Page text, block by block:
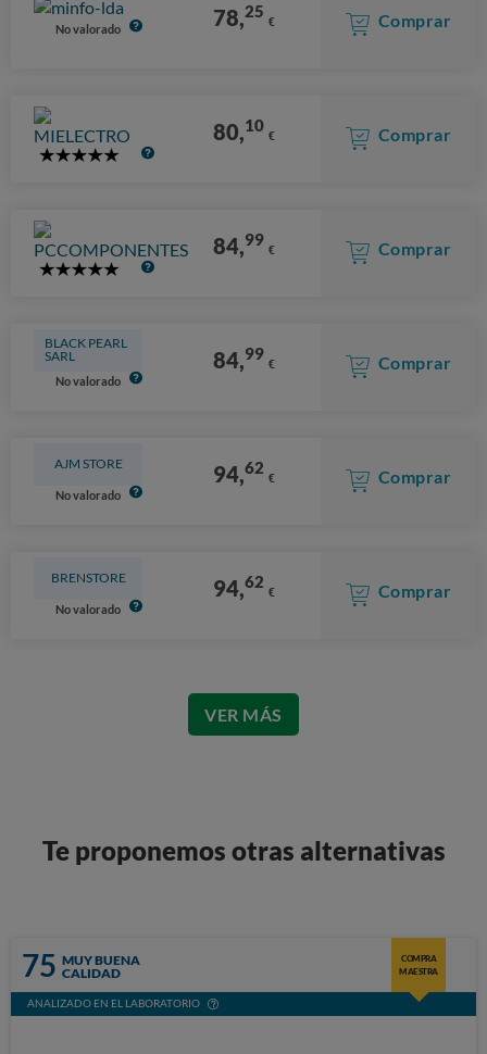
No valorado 78,25 € Comprar
5
80,10 € Comprar
BLACK PEARL
SARL
No valorado
84,99 € Comprar
5
84,99 € Comprar
AJM STORE
No valorado
94,62 € Comprar
BRENSTORE
No valorado
94,62 € Comprar
VER MÁS
Te proponemos otras alternativas
75 MUY BUENA
CALIDAD
COMPRA
MAESTRA
ANALIZADO EN EL LABORATORIO